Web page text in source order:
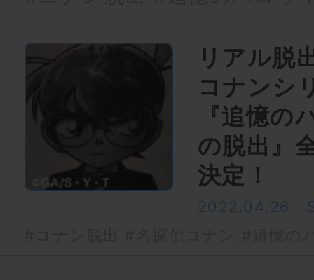
リアル脱
コナンシ
『追憶の
の脱出』
決定！
2022.04.26